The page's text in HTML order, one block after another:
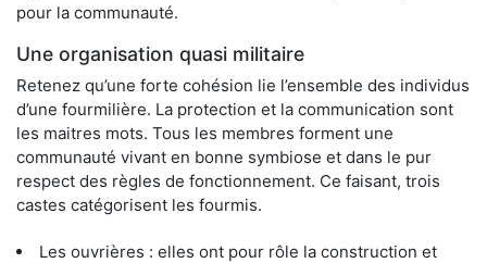
pour la communauté.
Une organisation quasi militaire
Retenez qu’une forte cohésion lie l’ensemble des individus
d’une fourmilière. La protection et la communication sont
les maitres mots. Tous les membres forment une
communauté vivant en bonne symbiose et dans le pur
respect des règles de fonctionnement. Ce faisant, trois
castes catégorisent les fourmis.
Les ouvrières : elles ont pour rôle la construction et